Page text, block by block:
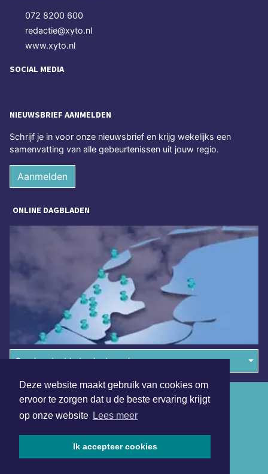
Deze website maakt gebruik van cookies om
ervoor te zorgen dat u de beste ervaring krijgt
op onze website Lees meer
Ik accepteer cookies
072 8200 600
redactie@xyto.nl
www.xyto.nl
SOCIAL MEDIA
NIEUWSBRIEF AANMELDEN
Schrijf je in voor onze nieuwsbrief en krijg wekelijks een
samenvatting van alle gebeurtenissen uit jouw regio.
Aanmelden
ONLINE DAGBLADEN
Overige dagbladen in de regio
Algemene voorwaarden
Disclaimer